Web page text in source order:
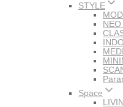
STYLE
NEO
Space